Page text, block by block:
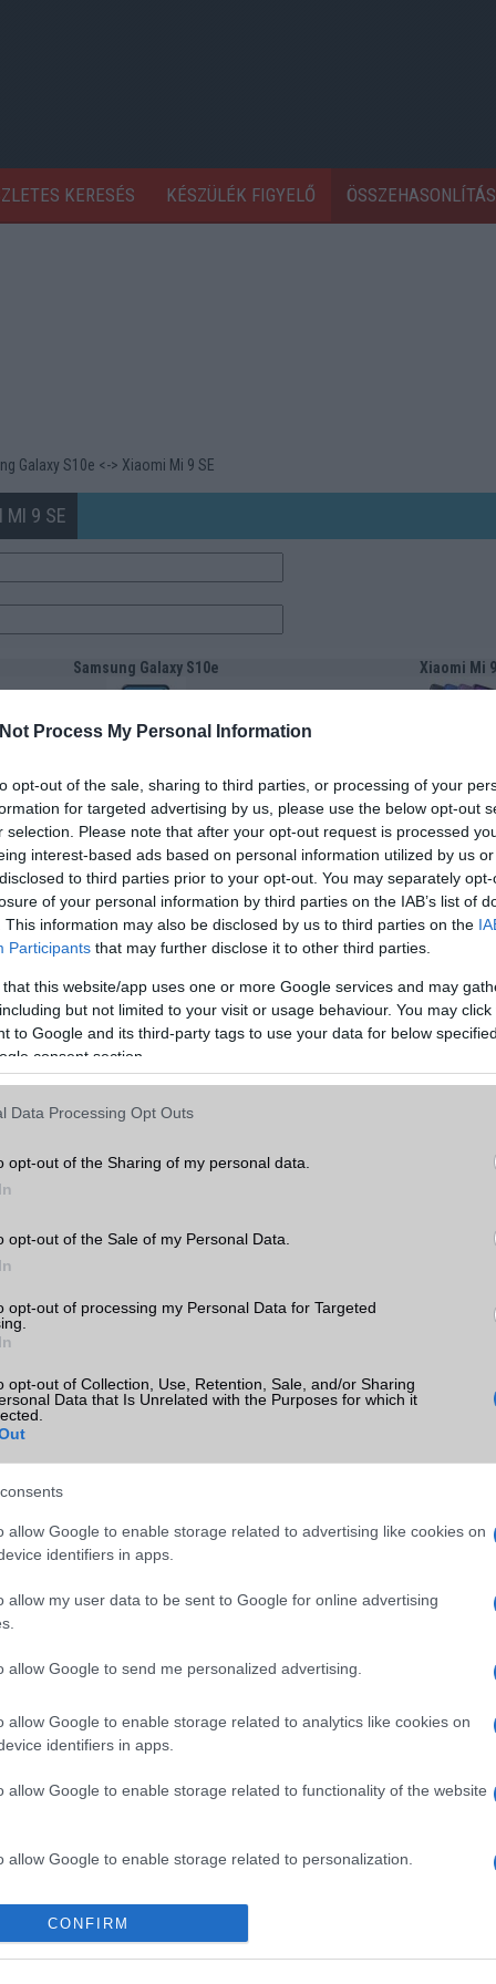
Process My Personal Information
opt-out of the sale, sharing to third parties, or processing of your
for targeted advertising by us, please use the below opt-out
selection. Please note that after your opt-out request is processed
interest-based ads based on personal information utilized by us
to third parties prior to your opt-out. You may separately
of your personal information by third parties on the IAB’s list of
This information may also be disclosed by us to third parties on the
Participants that may further disclose it to other third parties.
that this website/app uses one or more Google services and may
but not limited to your visit or usage behaviour. You may
to Google and its third-party tags to use your data for below
consent section.
Data Processing Opt Outs
opt-out of the Sharing of my personal data.
opt-out of the Sale of my Personal Data.
opt-out of processing my Personal Data for Targeted
opt-out of Collection, Use, Retention, Sale, and/or Sharing
Data that Is Unrelated with the Purposes for which it
allow Google to enable storage related to advertising like cookies on
identifiers in apps.
allow my user data to be sent to Google for online advertising
allow Google to send me personalized advertising.
allow Google to enable storage related to analytics like cookies on
identifiers in apps.
allow Google to enable storage related to functionality of the website
allow Google to enable storage related to personalization.
allow Google to enable storage related to security, including
CONFIRM
KERESÉS KÉSZÜLÉK FIGYELŐ ÖSSZEHASONLÍTÁS
Galaxy S10e <-> Xiaomi Mi 9 SE
MI 9 SE
Samsung Galaxy S10e Xiaomi Mi
Samsung Galaxy S10e, Samsung Galaxy S10 E
Xiaomi Mi 9
2019 február
2019
LTE, HSPA, Ev-Do, CDMA, GSM 4 sáv
LTE, HSPA, Ev-Do,
dinamikus
6000
6000
128
64
T-Flash/microSD
Globális
Globális
Van
9820 Octa (8 nm), 8 magos (2*2,73 GHz
Mongoose M4 & 2*2,31 GHz Cortex-A75 & 4*1,95
GHz Cortex-A55), Mali G762
Qualcomm SDM712
magos 2,3 GHz,
Az akkumulátor nem vehetõ ki!
Az akkumulátor
Gyorstöltésre alkalmas
150
155
Li-Ion
1080*2280
Dynamic AmOled
Super
16m (24
4G
Nincs
v5,x
Nincs
Van
Van
Van
Bixby natural language commands and dictation
univerzális
ANT+ support
Nincs
MIDI
2x
(EU)
aGPS (USA), Glonass
Van
Van
1,x Type-c
Van
Van
touchscreen
alap szolgáltatás
alap
alkalmazás független szótár
alkalmazás
PDF)
nanoSIM
2
Nincs
SE - egy adott